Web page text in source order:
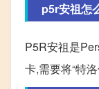
p5r安祖怎
P5R安祖是
卡,需要将“特洛